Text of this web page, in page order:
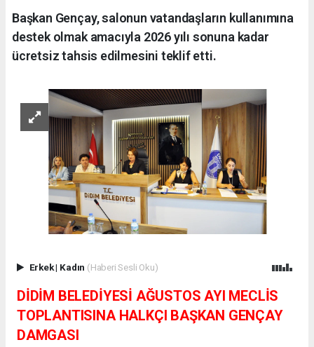
Başkan Gençay, salonun vatandaşların kullanımına
destek olmak amacıyla 2026 yılı sonuna kadar
ücretsiz tahsis edilmesini teklif etti.
Erkek| Kadın (Haberi Sesli Oku)
DİDİM BELEDİYESİ AĞUSTOS AYI MECLİS
TOPLANTISINA HALKÇI BAŞKAN GENÇAY
DAMGASI